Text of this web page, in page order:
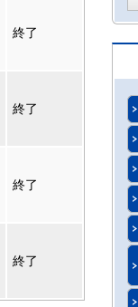
終了
終了
終了
終了